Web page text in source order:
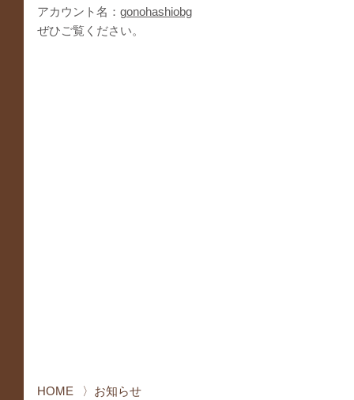
アカウント名： gonohashiobg
ぜひご覧ください。
HOME お知らせ